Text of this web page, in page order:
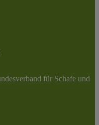
für Schafe und